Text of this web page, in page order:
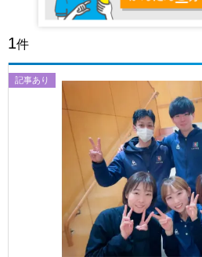
1件
記事あり